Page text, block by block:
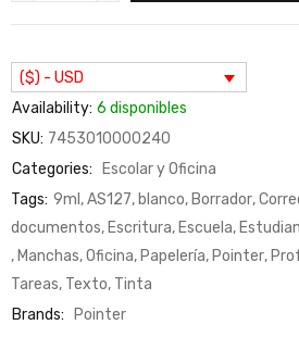
($) - USD
Availability: 6 disponibles
SKU: 7453010000240
Categories: Escolar y Oficina
Tags: 9ml,AS127,blanco,Borrador,
documentos,Escritura,Escuela,
,Manchas,Oficina,Papelería,Pointer,
Tareas, Texto, Tinta
Brands: Pointer